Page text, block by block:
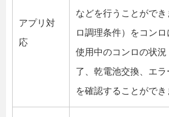
アプリ対
応
などを行うことがで
ロ調理条件）をコンロ
使用中のコンロの状
了、乾電池交換、エラ
を確認することができ